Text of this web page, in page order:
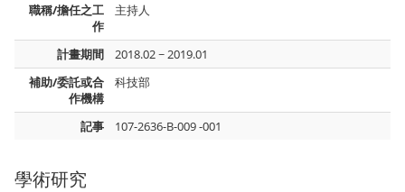
學術研究
職稱/擔任之工
作
主持人
計畫期間
2018.02 ~ 2019.01
補助/委託或合
作機構
科技部
記事 107-2636-B-009 -001